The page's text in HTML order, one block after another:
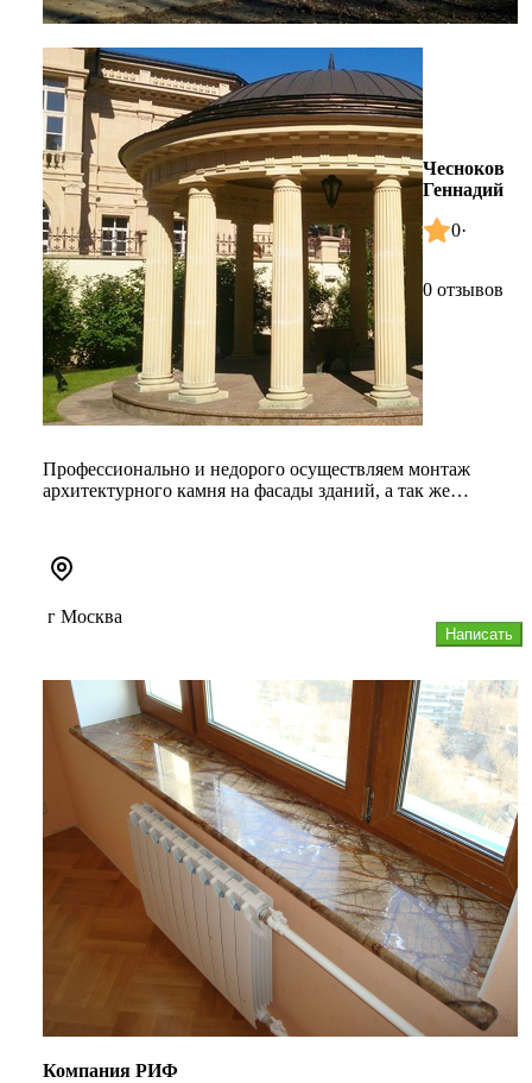
Чесноков
Геннадий
0·
0 отзывов
Профессионально и недорого осуществляем монтаж
архитектурного камня на фасады зданий, а так же
Написать
г Москва
Компания РИФ